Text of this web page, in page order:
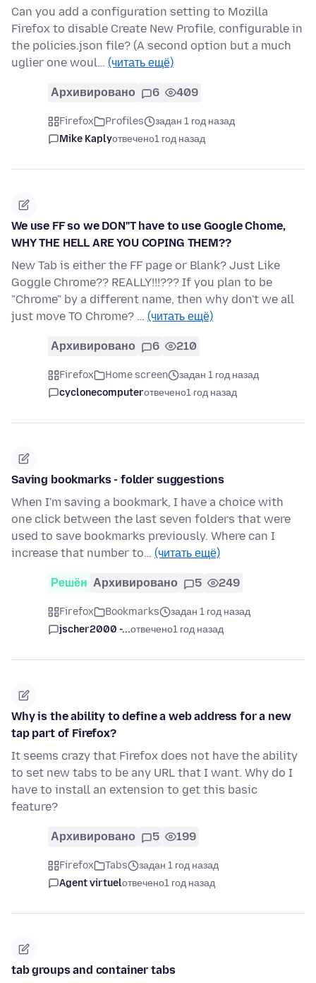
Can you add a configuration setting to Mozilla
Firefox to disable Create New Profile, configurable in
the policies.json file? (A second option but a much
uglier one woul… (читать ещё)
Архивировано 6 409
Firefox Profiles
задан 1 год назад
Mike Kaplyотвечено1 год назад
We use FF so we DON"T have to use Google Chome,
WHY THE HELL ARE YOU COPING THEM??
New Tab is either the FF page or Blank? Just Like
Goggle Chrome?? REALLY!!!??? If you plan to be
"Chrome" by a different name, then why don't we all
just move TO Chrome? … (читать ещё)
Архивировано 6 210
Firefox Home screen
задан 1 год назад
cyclonecomputerотвечено1 год назад
Saving bookmarks - folder suggestions
When I'm saving a bookmark, I have a choice with
one click between the last seven folders that were
used to save bookmarks previously. Where can I
increase that number to… (читать ещё)
Решён Архивировано 5 249
Firefox Bookmarks
задан 1 год назад
jscher2000 -...отвечено1 год назад
Why is the ability to define a web address for a new
tap part of Firefox?
It seems crazy that Firefox does not have the ability
to set new tabs to be any URL that I want. Why do I
have to install an extension to get this basic
feature?
Архивировано 5 199
Firefox Tabs
задан 1 год назад
Agent virtuelотвечено1 год назад
tab groups and container tabs